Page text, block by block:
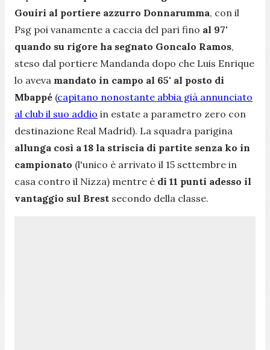
Gouiri al portiere azzurro Donnarumma, con il
Psg poi vanamente a caccia del pari fino al 97'
quando su rigore ha segnato Goncalo Ramos,
steso dal portiere Mandanda dopo che Luis Enrique
lo aveva mandato in campo al 65' al posto di
Mbappé (capitano nonostante abbia già annunciato
al club il suo addio in estate a parametro zero con
destinazione Real Madrid). La squadra parigina
allunga così a 18 la striscia di partite senza ko in
campionato (l'unico è arrivato il 15 settembre in
casa contro il Nizza) mentre è di 11 punti adesso il
vantaggio sul Brest secondo della classe.